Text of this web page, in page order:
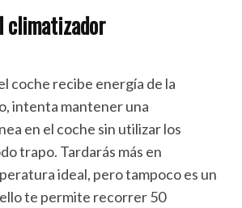
climatizador
coche recibe energía de la
intenta mantener una
en el coche sin utilizar los
trapo. Tardarás más en
ideal, pero tampoco es un
te permite recorrer 50